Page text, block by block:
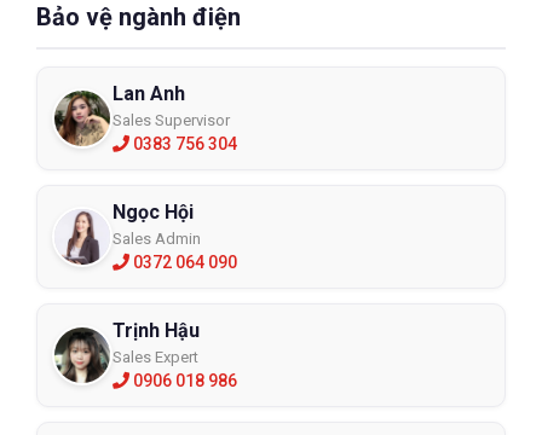
Bảo vệ ngành điện
Lan Anh
Sales Supervisor
0383 756 304
Ngọc Hội
Sales Admin
0372 064 090
Trịnh Hậu
Sales Expert
0906 018 986